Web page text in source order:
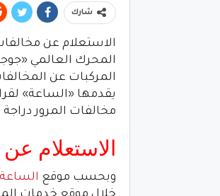
شارك
المحرك العالمي
المركبات عن
يقدمها «الساعة»
مخالفات المرور دراجة
الاستعلام عن
وبحسب موقع الساعة